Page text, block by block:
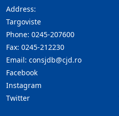
Address:
Targoviste
Phone: 0245-207600
Fax: 0245-212230
Email: consjdb@cjd.ro
Facebook
Instagram
Twitter